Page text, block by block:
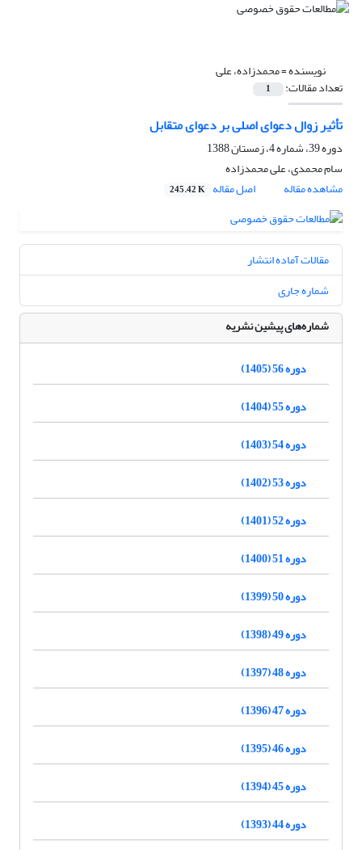
نویسنده =محمدزاده، علی
تعداد مقالات: 1
تأثیر زوال دعوای اصلی بر دعوای متقابل
دوره 39، شماره 4، زمستان 1388
سام محمدی، علی محمدزاده
مشاهده مقاله
اصل مقاله 245.42 K
مقالات آماده انتشار
شماره جاری
شماره‌های پیشین نشریه
دوره 56 (1405)
دوره 55 (1404)
دوره 54 (1403)
دوره 53 (1402)
دوره 52 (1401)
دوره 51 (1400)
دوره 50 (1399)
دوره 49 (1398)
دوره 48 (1397)
دوره 47 (1396)
دوره 46 (1395)
دوره 45 (1394)
دوره 44 (1393)